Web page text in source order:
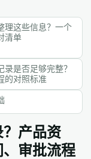
理这些信息？一个
清单
录是否足够完整？
的对照标准
产品资
审批流程